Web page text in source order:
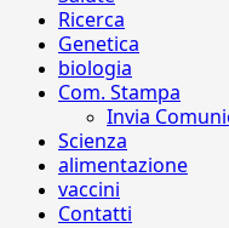
Ricerca
Genetica
biologia
Com. Stampa
Invia
Scienza
alimentazione
vaccini
Contatti